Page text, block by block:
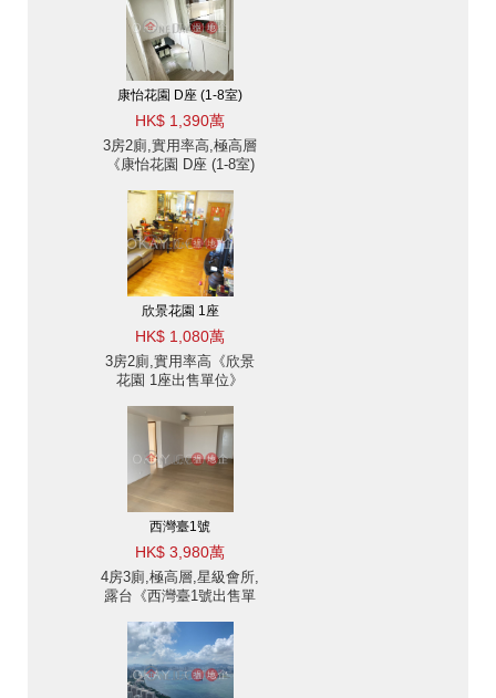
康怡花園 D座 (1-8室)
HK$ 1,390萬
3房2廁,實用率高,極高層
《康怡花園 D座 (1-8室)
欣景花園 1座
HK$ 1,080萬
3房2廁,實用率高《欣景
花園 1座出售單位》
西灣臺1號
HK$ 3,980萬
4房3廁,極高層,星級會所,
露台《西灣臺1號出售單